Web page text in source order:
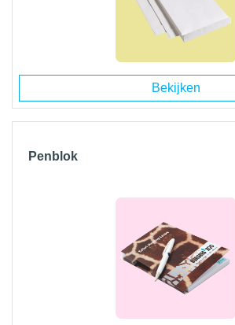
Bekijken
Penblok